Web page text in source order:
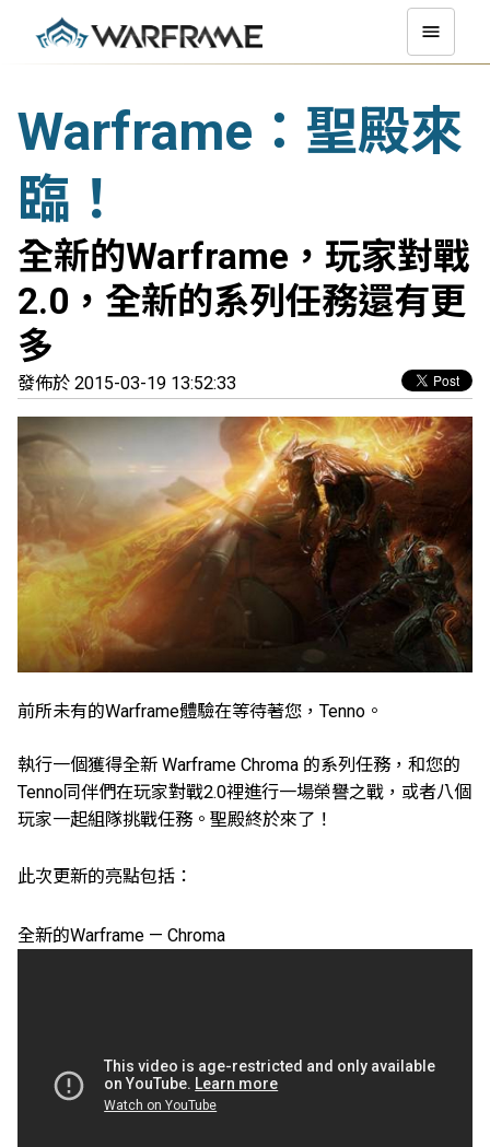
Warframe：聖殿來
臨！
全新的Warframe，玩家對戰
2.0，全新的系列任務還有更
多
發佈於 2015-03-19 13:52:33
前所未有的Warframe體驗在等待著您，Tenno。
執行一個獲得全新 Warframe Chroma 的系列任務，和您的
Tenno同伴們在玩家對戰2.0裡進行一場榮譽之戰，或者八個
玩家一起組隊挑戰任務。聖殿終於來了！
此次更新的亮點包括：
全新的Warframe — Chroma